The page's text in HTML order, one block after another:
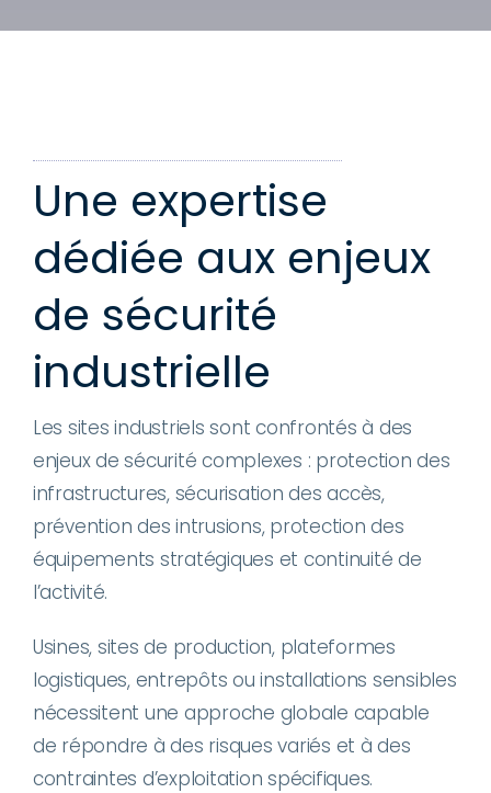
Une expertise
dédiée aux enjeux
de sécurité
industrielle
Les sites industriels sont confrontés à des
enjeux de sécurité complexes : protection des
infrastructures, sécurisation des accès,
prévention des intrusions, protection des
équipements stratégiques et continuité de
l’activité.
Usines, sites de production, plateformes
logistiques, entrepôts ou installations sensibles
nécessitent une approche globale capable
de répondre à des risques variés et à des
contraintes d’exploitation spécifiques.